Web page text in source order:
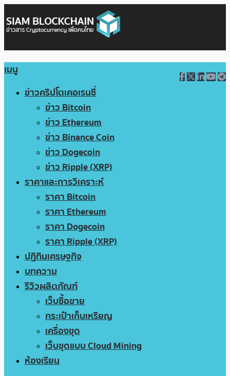
เมนู
ข่าวคริปโตเคอเรนซี่
ข่าว Bitcoin
ข่าว Ethereum
ข่าว Binance Coin
ข่าว Dogecoin
ข่าว Ripple (XRP)
ราคาและการวิเคราะห์
ราคา Bitcoin
ราคา Ethereum
ราคา Dogecoin
ราคา Ripple (XRP)
ปฏิทินเศรษฐกิจ
บทความ
รีวิวผลิตภัณฑ์
เว็บซื้อขาย
กระเป๋าเก็บเหรียญ
เครื่องขุด
เว็บขุดแบบ Cloud Mining
ห้องเรียน